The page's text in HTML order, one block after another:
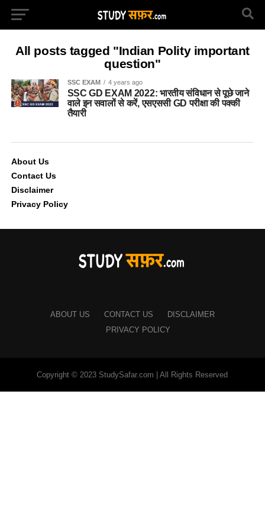
All posts tagged "Indian Polity important
question"
SSC EXAM 4 years ago
SSC GD EXAM 2022: भारतीय संविधान से पूछे जाने
वाले इन सवालों से करें, एसएससी GD परीक्षा की पक्की
तैयारी
About Us
Contact Us
Disclaimer
Privacy Policy
ABOUT US CONTACT US
DISCLAIMER
PRIVACY POLICY
Copyright © 2023 StudySafar.com | All Rights Reserved